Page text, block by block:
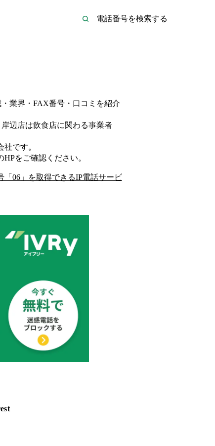
業界・FAX番号・口コミを紹介
辺店は飲食店に関わる事業者
社です。
HPをご確認ください。
「 06 」を取得できるIP電話サービ